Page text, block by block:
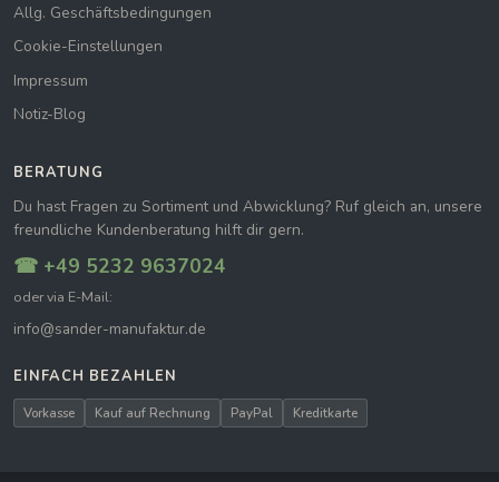
Allg. Geschäftsbedingungen
Cookie-Einstellungen
Impressum
Notiz-Blog
BERATUNG
Du hast Fragen zu Sortiment und Abwicklung? Ruf gleich an, unsere
freundliche Kundenberatung hilft dir gern.
☎ +49 5232 9637024
oder via E-Mail:
info@sander-manufaktur.de
EINFACH BEZAHLEN
Vorkasse Kauf auf Rechnung PayPal Kreditkarte